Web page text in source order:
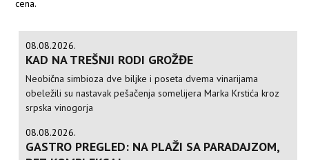
cena.
08.08.2026.
KAD NA TREŠNJI RODI GROŽĐE
Neobična simbioza dve biljke i poseta dvema vinarijama
obeležili su nastavak pešačenja somelijera Marka Krstića kroz
srpska vinogorja
08.08.2026.
GASTRO PREGLED: NA PLAŽI SA PARADAJZOM,